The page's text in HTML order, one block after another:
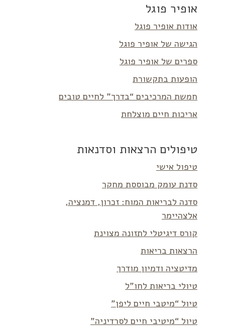
אופיר פוגל
אודות אופיר פוגל
הגישה של אופיר פוגל
ספרים של אופיר פוגל
הופעות בתקשורת
חמשת המרכיבים “בדרך” לחיים טובים
אריכות חיים מוצלחת
טיפולים הרצאות וסדנאות
טיפול אישי
סדנת עומק מבוססת מחקר
סדנה לבריאות המוח: זכרון, דמנציה,
אלצהיימר
קורס דיגיטלי לתזונה מצוינת
הרצאות בריאות
מדיטציה ודמיון מודרך
טיולי בריאות לחו”ל
טיול “מיטבי חיים ליפן”
טיול “מיטיבי חיים לסרדיניה”